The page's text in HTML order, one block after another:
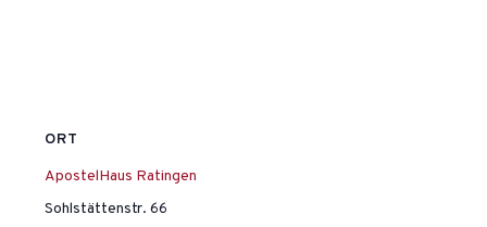
ORT
ApostelHaus Ratingen
Sohlstättenstr. 66